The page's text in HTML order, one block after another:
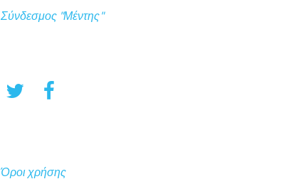
Σύνδεσμος "Μέντης"
Όροι χρήσης